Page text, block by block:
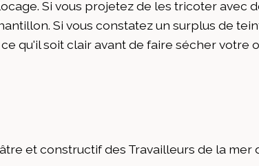
Si vous projetez de les tricoter avec
Si vous constatez un surplus de
qu'il soit clair avant de faire sécher votre
et constructif des Travailleurs de la mer